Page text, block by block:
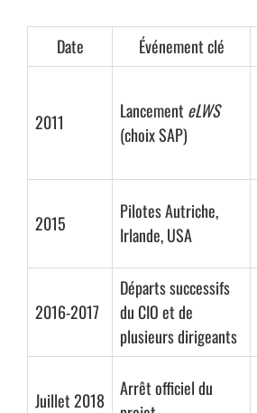
Date Événement clé
2011 Lancement eLWS
(choix SAP)
2015
Pilotes Autriche,
Irlande, USA
2016-2017
Départs successifs
du CIO et de
plusieurs dirigeants
Juillet 2018
Arrêt officiel du